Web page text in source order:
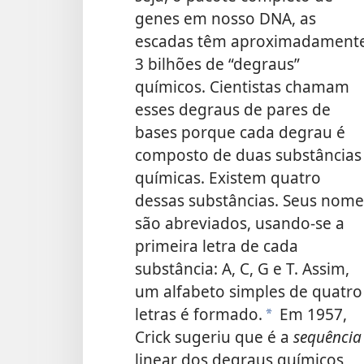
genes em nosso DNA, as
escadas têm
3 bilhões de “degraus”
químicos. Cientistas chamam
esses degraus de pares de
bases porque cada degrau é
composto de duas substâncias
químicas. Existem quatro
dessas substâncias. Seus
são abreviados, usando-se a
primeira letra de cada
substância: A, C, G e T. Assim,
um alfabeto simples de quatro
letras é formado. * Em 1957,
Crick sugeriu que é a sequência